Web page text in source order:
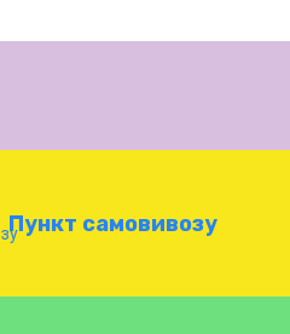
Пункт самовивозу